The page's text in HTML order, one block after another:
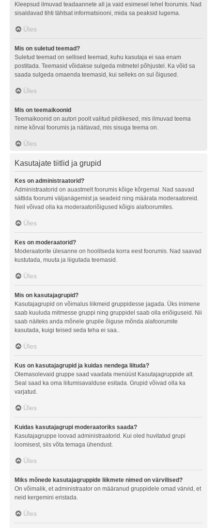
Kleepsud ilmuvad teadaannete all ja vaid esimesel lehel foorumis. Nad
sisaldavad tihti tähtsat informatsiooni, mida sa peaksid lugema.
Üles
Mis on suletud teemad?
Suletud teemad on sellised teemad, kuhu kasutaja ei saa enam
postitada. Teemasid võidakse sulgeda mitmetel põhjustel. Ka võid sa
saada sulgeda omaenda teemasid, kui selleks on sul õigused.
Üles
Mis on teemaikoonid
Teemaikoonid on autori poolt valitud pildikesed, mis ilmuvad teema
nime kõrval foorumis ja näitavad, mis sisuga teema on.
Üles
Kasutajate tiitlid ja grupid
Kes on administraatorid?
Administraatorid on auastmelt foorumis kõige kõrgemal. Nad saavad
sättida foorumi väljanägemist ja seadeid ning määrata moderaatoreid.
Neil võivad olla ka moderaatoriõigused kõigis alafoorumites.
Üles
Kes on moderaatorid?
Moderaatorite ülesanne on hoolitseda korra eest foorumis. Nad saavad
kustutada, muuta ja liigutada teemasid.
Üles
Mis on kasutajagrupid?
Kasutajagrupid on võimalus liikmeid gruppidesse jagada. Üks inimene
saab kuuluda mitmesse gruppi ning gruppidel saab olla eriõiguseid. Nii
saab näiteks anda mõnele grupile õiguse mõnda alafoorumite
kasutada, kuigi teised seda teha ei saa..
Üles
Kus on kasutajagrupid ja kuidas nendega liituda?
Olemasolevaid gruppe saad vaadata menüüst Kasutajagruppide alt.
Seal saad ka oma liitumisavalduse esitada. Grupid võivad olla ka
varjatud.
Üles
Kuidas kasutajagrupi moderaatoriks saada?
Kasutajagruppe loovad administraatorid. Kui oled huvitatud grupi
loomisest, siis võta temaga ühendust.
Üles
Miks mõnede kasutajagruppide liikmete nimed on värvilised?
On võimalik, et administraator on määranud gruppidele omad värvid, et
neid kergemini eristada.
Üles